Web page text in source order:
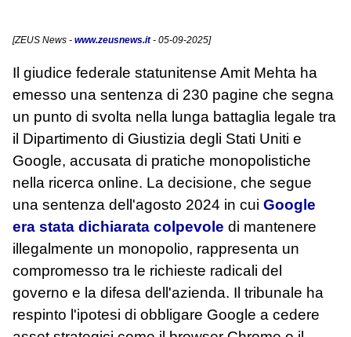
[ZEUS News - www.zeusnews.it- 05-09-2025]
Il giudice federale statunitense Amit Mehta ha
emesso una sentenza di 230 pagine che segna
un punto di svolta nella lunga battaglia legale tra
il Dipartimento di Giustizia degli Stati Uniti e
Google, accusata di pratiche monopolistiche
nella ricerca online. La decisione, che segue
una sentenza dell'agosto 2024 in cui Google
era stata dichiarata colpevole di mantenere
illegalmente un monopolio, rappresenta un
compromesso tra le richieste radicali del
governo e la difesa dell'azienda. Il tribunale ha
respinto l'ipotesi di obbligare Google a cedere